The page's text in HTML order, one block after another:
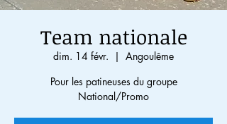
Team nationale
dim. 14 févr.
  |
Angoulême
Pour les patineuses du groupe
National/Promo